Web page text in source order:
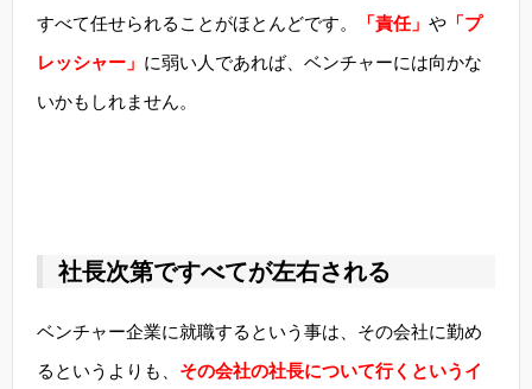
すべて任せられることがほとんどです。
「責任」 や 「プ
レッシャー」 に弱い人であれば、ベンチャーには向かな
いかもしれません。
社長次第ですべてが左右される
ベンチャー企業に就職するという事は、その会社に勤め
るというよりも、 その会社の社長について行くというイ